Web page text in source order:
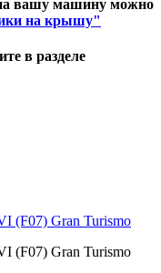
вашу машину можно
на крышу"
в разделе
(F07) Gran Turismo
(F07) Gran Turismo